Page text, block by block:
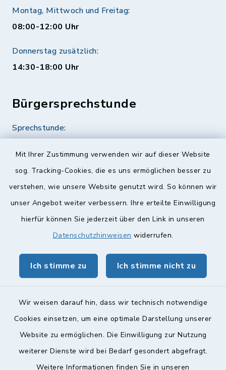
Mit Ihrer Zustimmung verwenden wir auf dieser Website
sog. Tracking-Cookies, die es uns ermöglichen besser zu
verstehen, wie unsere Website genutzt wird. So können wir
unser Angebot weiter verbessern. Ihre erteilte Einwilligung
hierfür können Sie jederzeit über den Link in unseren
Datenschutzhinweisen widerrufen.
Ich stimme zu Ich stimme nicht zu
Wir weisen darauf hin, dass wir technisch notwendige
Cookies einsetzen, um eine optimale Darstellung unserer
Website zu ermöglichen. Die Einwilligung zur Nutzung
weiterer Dienste wird bei Bedarf gesondert abgefragt.
Weitere Informationen finden Sie in unseren
Montag, Mittwoch und Freitag:
08:00-12:00 Uhr
Donnerstag zusätzlich:
14:30-18:00 Uhr
Bürgersprechstunde
Sprechstunde:
Quicklinks
Landkreis Lichtenfels
geoPortal Lichtenfels